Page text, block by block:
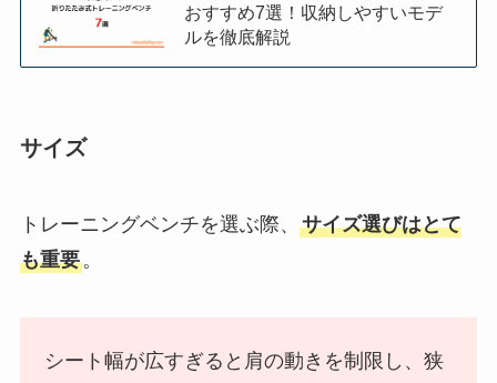
おすすめ7選！収納しやすいモデ
ルを徹底解説
サイズ
トレーニングベンチを選ぶ際、 サイズ選びはとて
も重要。
シート幅が広すぎると肩の動きを制限し、狭